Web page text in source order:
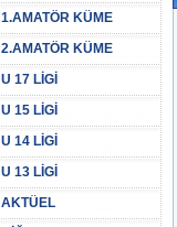
1.AMATÖR KÜME
2.AMATÖR KÜME
U 17 LİGİ
U 15 LİGİ
U 14 LİGİ
U 13 LİGİ
AKTÜEL